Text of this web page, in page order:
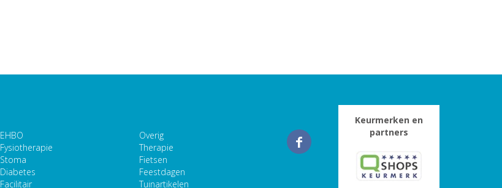
EHBO
Fysiotherapie
Stoma
Diabetes
Facilitair
Overig
Therapie
Fietsen
Feestdagen
Tuinartikelen
Keurmerken en
partners